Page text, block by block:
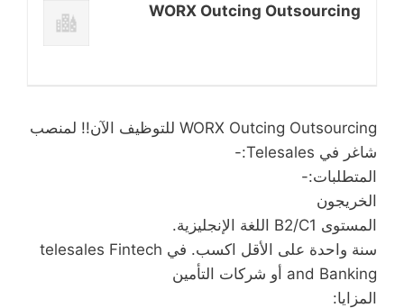
WORX Outcing Outsourcing
WORX Outcing Outsourcing للتوظيف الآن!! لمنصب
شاغر في Telesales:-
المتطلبات:-
الخريجون
المستوى B2/C1 اللغة الإنجليزية.
سنة واحدة على الأقل اكسب. في telesales Fintech
and Banking أو شركات التأمين
المزايا: